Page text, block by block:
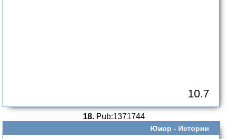
10.7
18. Pub:1371744
Юмор - Истории